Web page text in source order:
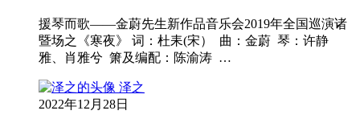
援琴而歌——金蔚先生新作品音乐会2019年全国巡演诸
暨场之《寒夜》 词：杜耒(宋） 曲：金蔚 琴：许静
雅、肖雅兮 箫及编配：陈渝涛 …
泽之
2022年12月28日